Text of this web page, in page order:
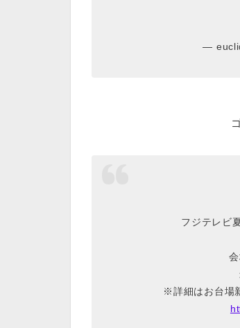
—
フジテレビ
※詳細はお台場